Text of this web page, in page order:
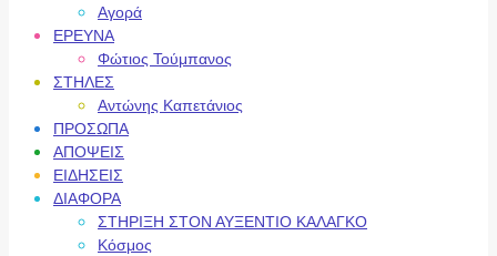
Αγορά
ΕΡΕΥΝΑ
Φώτιος Τούμπανος
ΣΤΗΛΕΣ
Αντώνης Καπετάνιος
ΠΡΟΣΩΠΑ
ΑΠΟΨΕΙΣ
ΕΙΔΗΣΕΙΣ
ΔΙΑΦΟΡΑ
ΣΤΗΡΙΞΗ ΣΤΟΝ ΑΥΞΕΝΤΙΟ ΚΑΛΑΓΚΟ
Κόσμος